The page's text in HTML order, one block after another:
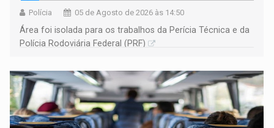
Polícia 05 de Agosto de 2026 às 14:50
Área foi isolada para os trabalhos da Perícia Técnica e da
Polícia Rodoviária Federal (PRF)